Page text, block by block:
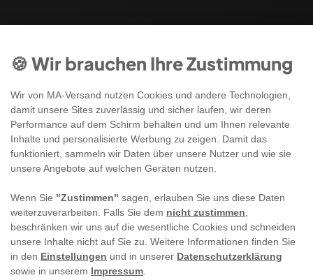
🍪 Wir brauchen Ihre Zustimmung
Wir von MA-Versand nutzen Cookies und andere Technologien,
damit unsere Sites zuverlässig und sicher laufen, wir deren
Performance auf dem Schirm behalten und um Ihnen relevante
Inhalte und personalisierte Werbung zu zeigen. Damit das
funktioniert, sammeln wir Daten über unsere Nutzer und wie sie
unsere Angebote auf welchen Geräten nutzen.
Wenn Sie "Zustimmen" sagen, erlauben Sie uns diese Daten
weiterzuverarbeiten. Falls Sie dem nicht zustimmen
beschränken wir uns auf die wesentliche Cookies und schneiden
unsere Inhalte nicht auf Sie zu. Weitere Informationen finden Sie
in den Einstellungen und in unserer Datenschutzerklärung
sowie in unserem Impressum